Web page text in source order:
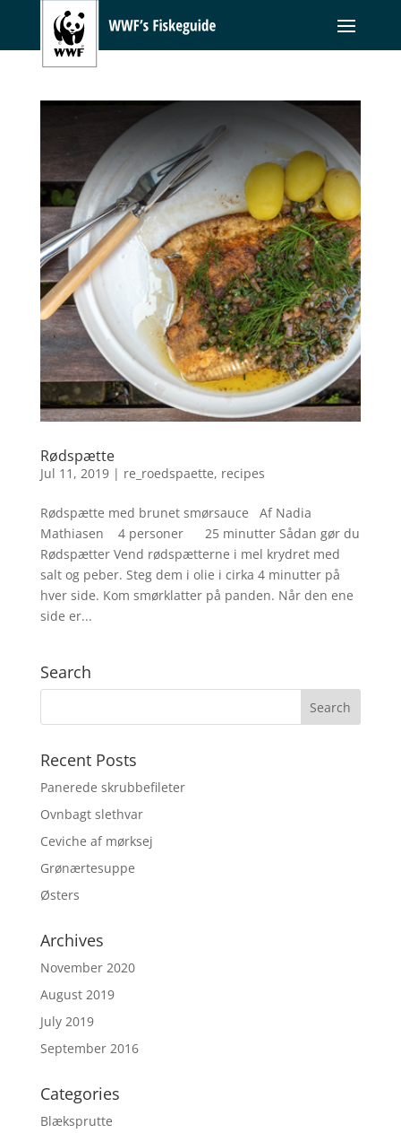
Rødspætte
Jul 11, 2019| re_roedspaette, recipes
Rødspætte med brunet smørsauce Af Nadia
Mathiasen 4 personer 25 minutter Sådan gør du
Rødspætter Vend rødspætterne i mel krydret med
salt og peber. Steg dem i olie i cirka 4 minutter på
hver side. Kom smørklatter på panden. Når den ene
side er...
Search
Recent Posts
Panerede skrubbefileter
Ovnbagt slethvar
Ceviche af mørksej
Grønærtesuppe
Østers
Archives
November 2020
August 2019
July 2019
September 2016
Categories
Blæksprutte